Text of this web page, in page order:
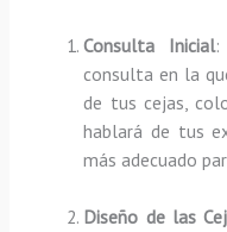
Consulta Inicial:
consulta en la
de tus cejas,
hablará de tus
más adecuado
Diseño de las